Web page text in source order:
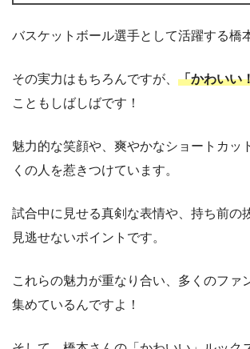
バスケットボール選手として活躍する橋
その実力はもちろんですが、 「かわいい
こともしばしばです！
魅力的な笑顔や、爽やかなショートカッ
くの人を惹きつけています。
試合中に見せる真剣な表情や、持ち前の
見逃せないポイントです。
これらの魅力が重なり合い、多くのファ
集めているんですよ！